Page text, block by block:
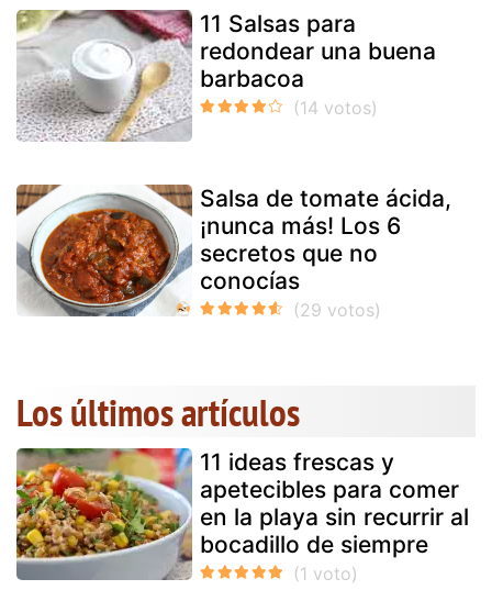
11 Salsas para
redondear una buena
barbacoa
Salsa de tomate ácida,
¡nunca más! Los 6
secretos que no
conocías
Los últimos artículos
11 ideas frescas y
apetecibles para comer
en la playa sin recurrir al
bocadillo de siempre